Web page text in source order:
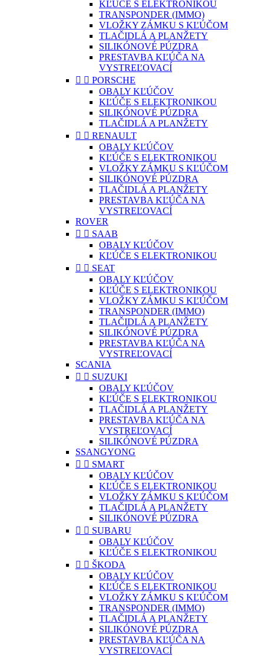
KĽÚČE S ELEKTRONIKOU
TRANSPONDER (IMMO)
VLOŽKY ZÁMKU S KĽÚČOM
TLAČIDLÁ A PLANŽETY
SILIKÓNOVÉ PÚZDRA
PRESTAVBA KĽÚČA NA
VYSTREĽOVACÍ
  PORSCHE
OBALY KĽÚČOV
KĽÚČE S ELEKTRONIKOU
SILIKÓNOVÉ PÚZDRA
TLAČIDLÁ A PLANŽETY
  RENAULT
OBALY KĽÚČOV
KĽÚČE S ELEKTRONIKOU
VLOŽKY ZÁMKU S KĽÚČOM
SILIKÓNOVÉ PÚZDRA
TLAČIDLÁ A PLANŽETY
PRESTAVBA KĽÚČA NA
VYSTREĽOVACÍ
ROVER
  SAAB
OBALY KĽÚČOV
KĽÚČE S ELEKTRONIKOU
  SEAT
OBALY KĽÚČOV
KĽÚČE S ELEKTRONIKOU
VLOŽKY ZÁMKU S KĽÚČOM
TRANSPONDER (IMMO)
TLAČIDLÁ A PLANŽETY
SILIKÓNOVÉ PÚZDRA
PRESTAVBA KĽÚČA NA
VYSTREĽOVACÍ
SCANIA
  SUZUKI
OBALY KĽÚČOV
KĽÚČE S ELEKTRONIKOU
TLAČIDLÁ A PLANŽETY
PRESTAVBA KĽÚČA NA
VYSTREĽOVACÍ
SILIKÓNOVÉ PÚZDRA
SSANGYONG
  SMART
OBALY KĽÚČOV
KĽÚČE S ELEKTRONIKOU
VLOŽKY ZÁMKU S KĽÚČOM
TLAČIDLÁ A PLANŽETY
SILIKÓNOVÉ PÚZDRA
  SUBARU
OBALY KĽÚČOV
KĽÚČE S ELEKTRONIKOU
  ŠKODA
OBALY KĽÚČOV
KĽÚČE S ELEKTRONIKOU
VLOŽKY ZÁMKU S KĽÚČOM
TRANSPONDER (IMMO)
TLAČIDLÁ A PLANŽETY
SILIKÓNOVÉ PÚZDRA
PRESTAVBA KĽÚČA NA
VYSTREĽOVACÍ